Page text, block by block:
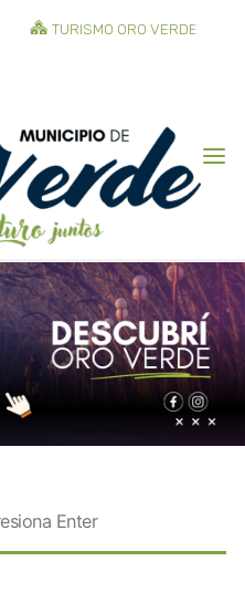
TURISMO ORO VERDE